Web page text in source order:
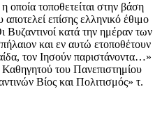
οποία τοποθετείται στην βάση
επίσης ελληνικό έθιμο
Βυζαντινοί κατά την ημέραν των
και εν αυτώ ετοποθέτουν
τον Ιησούν παριστάνοντα…»
του Πανεπιστημίου
Βίος και Πολιτισμός» τ.